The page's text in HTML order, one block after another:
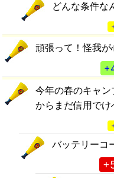
どんな条件な
頑張って！怪我が
今年の春のキャ
からまだ信用でけ
バッテリーコ